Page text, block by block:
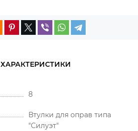
ХАРАКТЕРИСТИКИ
8
Втулки для оправ типа
"Силуэт"